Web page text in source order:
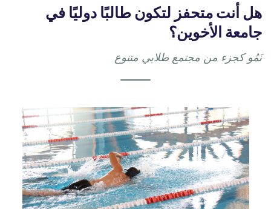
هل أنت متحفز لتكون طالبًا دوليًا في
جامعة الأخوين؟
نَمُو كجزء من مجتمع طلابي متنوع